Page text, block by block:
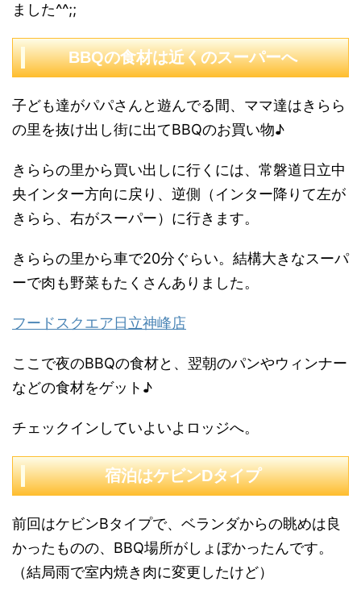
ました^^;;
BBQの食材は近くのスーパーへ
子ども達がパパさんと遊んでる間、ママ達はきらら
の里を抜け出し街に出てBBQのお買い物♪
きららの里から買い出しに行くには、常磐道日立中
央インター方向に戻り、逆側（インター降りて左が
きらら、右がスーパー）に行きます。
きららの里から車で20分ぐらい。結構大きなスーパ
ーで肉も野菜もたくさんありました。
フードスクエア日立神峰店
ここで夜のBBQの食材と、翌朝のパンやウィンナー
などの食材をゲット♪
チェックインしていよいよロッジへ。
宿泊はケビンDタイプ
前回はケビンBタイプで、ベランダからの眺めは良
かったものの、BBQ場所がしょぼかったんです。
（結局雨で室内焼き肉に変更したけど）